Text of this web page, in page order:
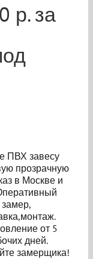
р. за
ПВХ завесу
прозрачную
в Москве и
замер,
от 5
дней.
замерщика!